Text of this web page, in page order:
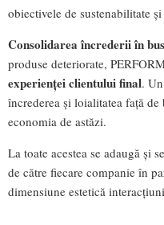
obiectivele de sustenabilitate
Consolidarea încrederii în
produse deteriorate,
experienței clientului final.
încrederea și loialitatea față
economia de astăzi.
La toate acestea se adaugă și
de către fiecare companie în
dimensiune estetică